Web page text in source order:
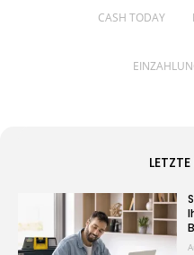
CASH TODAY